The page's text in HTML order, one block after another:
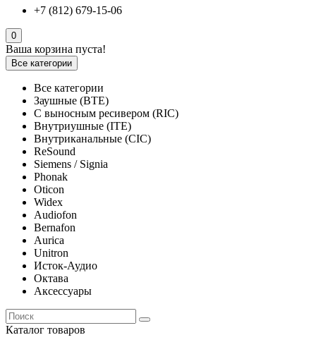
+7 (812) 679-15-06
0
Ваша корзина пуста!
Все категории
Все категории
Заушные (BTE)
С выносным ресивером (RIC)
Внутриушные (ITE)
Внутриканальные (CIC)
ReSound
Siemens / Signia
Phonak
Oticon
Widex
Audiofon
Bernafon
Aurica
Unitron
Исток-Аудио
Октава
Аксессуары
Каталог товаров